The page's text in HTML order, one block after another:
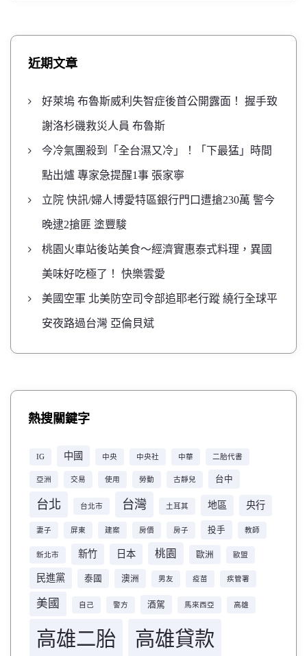
近期文章
好萊塢 布魯斯威利失智症後首公開露面！ 握手致
謝洛杉磯救災人員 布魯斯
今冷氣團殺到「全台濕又冷」！「下最猛」時間
點出爐 專家急提醒1事 張家寧
立院 快訊/婦人博愛特區銀行門口遭搶230萬 警今
晚逮2搶匪 塗豐駿
桃園火車站後站美食～經濟實惠泰式料理，異國
美味好吃極了！ 快樂雲愛
美國空軍 北美防空司令部追耶老行蹤 繞行全球平
安夜路過台灣 亞倫貝斌
熱搜關鍵字
IG 中國 中央 中央社 中華 二胎代書
亞洲 交易 使用 勞動 古靜兒 台中
台北 台北市 台灣 土耳其 地區 央行
妻子 屏東 建案 房價 房子 投手 教師
新北市 新竹 日本 桃園 歐洲 歐盟
民進黨 泰國 澳洲 男友 疫苗 疾管署
美國 自己 警方 酒駕 馬來西亞 高雄
高雄二胎 高雄貸款